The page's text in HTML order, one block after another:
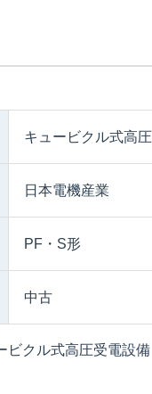
キュービクル式高
日本電機産業
PF・S形
中古
ビクル式高圧受電